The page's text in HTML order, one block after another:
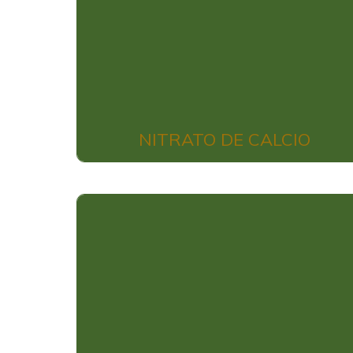
NITRATO DE CALCIO